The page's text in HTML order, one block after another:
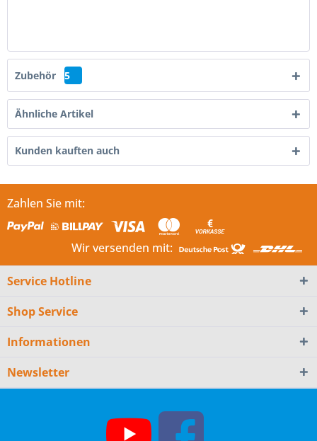
Zubehör 5
Ähnliche Artikel
Kunden kauften auch
Zahlen Sie mit:
Wir versenden mit:
Service Hotline
Shop Service
Informationen
Newsletter